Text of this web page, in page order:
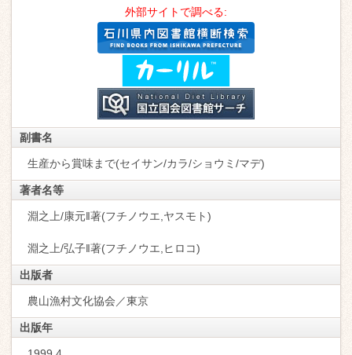
外部サイトで調べる:
副書名
生産から賞味まで(セイサン/カラ/ショウミ/マデ)
著者名等
淵之上/康元‖著(フチノウエ,ヤスモト)
淵之上/弘子‖著(フチノウエ,ヒロコ)
出版者
農山漁村文化協会／東京
出版年